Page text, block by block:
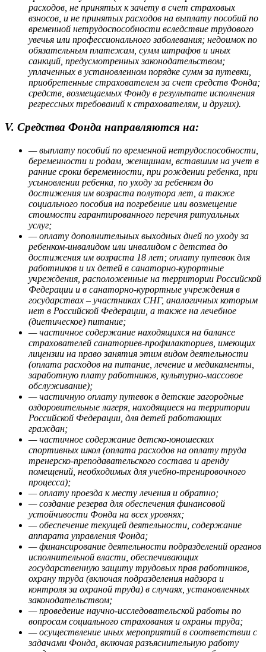
расходов, не принятых к зачету в счет страховых
взносов, и не принятых расходов на выплату пособий по
временной нетрудоспособности вследствие трудового
увечья или профессионального заболевания; недоимок по
обязательным платежам, сумм штрафов и иных
санкций, предусмотренных законодательством;
уплаченных в установленном порядке сумм за путевки,
приобретенные страхователем за счет средств Фонда;
средств, возмещаемых Фонду в результате исполнения
регрессных требований к страхователям, и других).
V. Средства Фонда направляются на:
— выплату пособий по временной нетрудоспособности,
беременности и родам, женщинам, вставшим на учет в
ранние сроки беременности, при рождении ребенка, при
усыновлении ребенка, по уходу за ребенком до
достижения им возраста полутора лет, а также
социального пособия на погребение или возмещение
стоимости гарантированного перечня ритуальных
услуг;
— оплату дополнительных выходных дней по уходу за
ребенком-инвалидом или инвалидом с детства до
достижения им возраста 18 лет; оплату путевок для
работников и их детей в санаторно-курортные
учреждения, расположенные на территории Российской
Федерации и в санаторно-курортные учреждения в
государствах – участниках СНГ, аналогичных которым
нет в Российской Федерации, а также на лечебное
(диетическое) питание;
— частичное содержание находящихся на балансе
страхователей санаториев-профилакториев, имеющих
лицензии на право занятия этим видом деятельности
(оплата расходов на питание, лечение и медикаменты,
заработную плату работников, культурно-массовое
обслуживание);
— частичную оплату путевок в детские загородные
оздоровительные лагеря, находящиеся на территории
Российской Федерации, для детей работающих
граждан;
— частичное содержание детско-юношеских
спортивных школ (оплата расходов на оплату труда
тренерско-преподавательского состава и аренду
помещений, необходимых для учебно-тренировочного
процесса);
— оплату проезда к месту лечения и обратно;
— создание резерва для обеспечения финансовой
устойчивости Фонда на всех уровнях;
— обеспечение текущей деятельности, содержание
аппарата управления Фонда;
— финансирование деятельности подразделений органов
исполнительной власти, обеспечивающих
государственную защиту трудовых прав работников,
охрану труда (включая подразделения надзора и
контроля за охраной труда) в случаях, установленных
законодательством;
— проведение научно-исследовательской работы по
вопросам социального страхования и охраны труда;
— осуществление иных мероприятий в соответствии с
задачами Фонда, включая разъяснительную работу